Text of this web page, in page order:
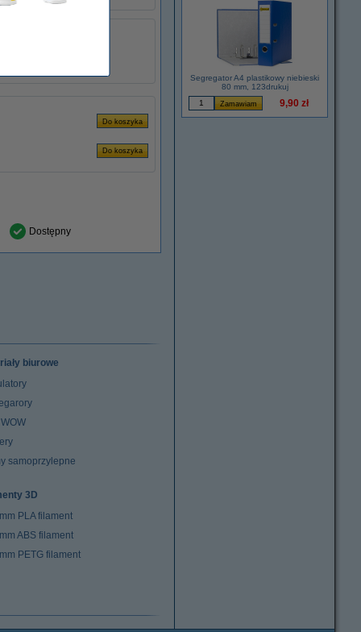
Dostępny
Segregator A4 plastikowy niebieski
80 mm, 123drukuj
9,90 zł
biurowe
samoprzylepne
3D
PLA filament
ABS filament
PETG filament